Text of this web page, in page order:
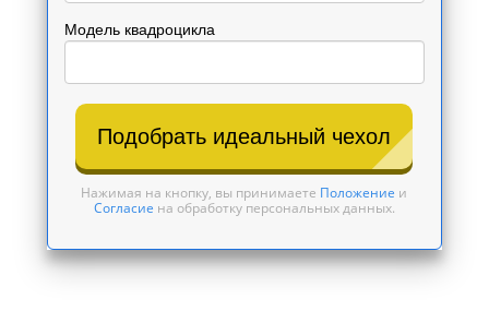
Модель квадроцикла
Подобрать идеальный чехол
Нажимая на кнопку, вы принимаете Положение и
Согласие на обработку персональных данных.